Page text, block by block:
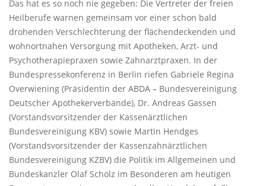
Das hat es so noch nie gegeben: Die Vertreter der freien
Heilberufe warnen gemeinsam vor einer schon bald
drohenden Verschlechterung der flächendeckenden und
wohnortnahen Versorgung mit Apotheken, Arzt- und
Psychotherapiepraxen sowie Zahnarztpraxen. In der
Bundespressekonferenz in Berlin riefen Gabriele Regina
Overwiening (Präsidentin der ABDA – Bundesvereinigung
Deutscher Apothekerverbände), Dr. Andreas Gassen
(Vorstandsvorsitzender der Kassenärztlichen
Bundesvereinigung KBV) sowie Martin Hendges
(Vorstandsvorsitzender der Kassenzahnärztlichen
Bundesvereinigung KZBV) die Politik im Allgemeinen und
Bundeskanzler Olaf Scholz im Besonderen am heutigen